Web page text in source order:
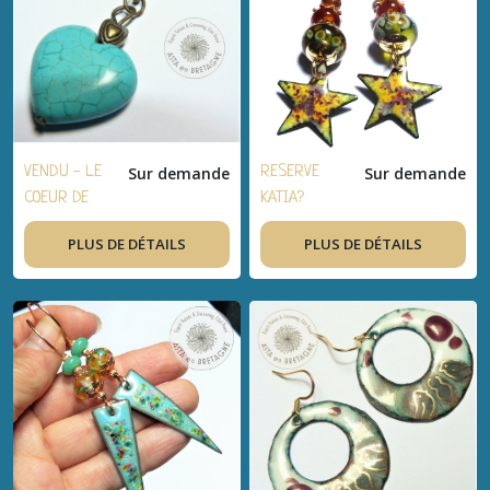
VENDU - LE
COEUR DE
L'OCEAN ♥
bohème,
romantique,
marin,
turquoise,
bronze - Idée
cadeau
femmes, fêtes
Sur demande
PLUS DE DÉTAILS
RESERVE
KATIA?
ETOILES ♥
Boucles
d'oreilles
bohèmes,
artisanal,
plaqué or,
laiton, verre
filé, cuivre
émaillé,
agates - idée
Sur demande
PLUS DE DÉTAILS